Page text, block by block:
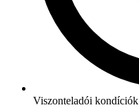
Viszonteladói kondíciók